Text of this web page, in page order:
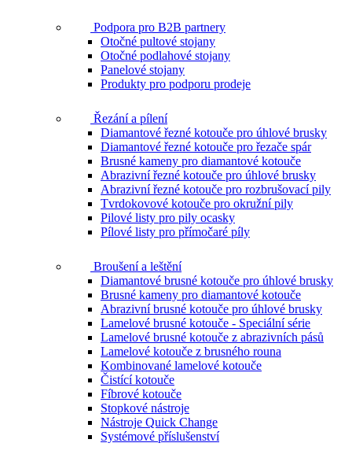
Podpora pro B2B partnery
Otočné pultové stojany
Otočné podlahové stojany
Panelové stojany
Produkty pro podporu prodeje
Řezání a pílení
Diamantové řezné kotouče pro úhlové brusky
Diamantové řezné kotouče pro řezače spár
Brusné kameny pro diamantové kotouče
Abrazivní řezné kotouče pro úhlové brusky
Abrazivní řezné kotouče pro rozbrušovací pily
Tvrdokovové kotouče pro okružní pily
Pilové listy pro pily ocasky
Pílové listy pro přímočaré píly
Broušení a leštění
Diamantové brusné kotouče pro úhlové brusky
Brusné kameny pro diamantové kotouče
Abrazivní brusné kotouče pro úhlové brusky
Lamelové brusné kotouče - Speciální série
Lamelové brusné kotouče z abrazivních pásů
Lamelové kotouče z brusného rouna
Kombinované lamelové kotouče
Čistící kotouče
Fíbrové kotouče
Stopkové nástroje
Nástroje Quick Change
Systémové příslušenství